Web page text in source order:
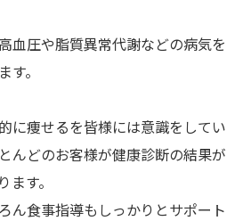
血圧や脂質異常代謝などの病気を
。
に痩せるを皆様には意識をしてい
んどのお客様が健康診断の結果が
す。
ん食事指導もしっかりとサポート